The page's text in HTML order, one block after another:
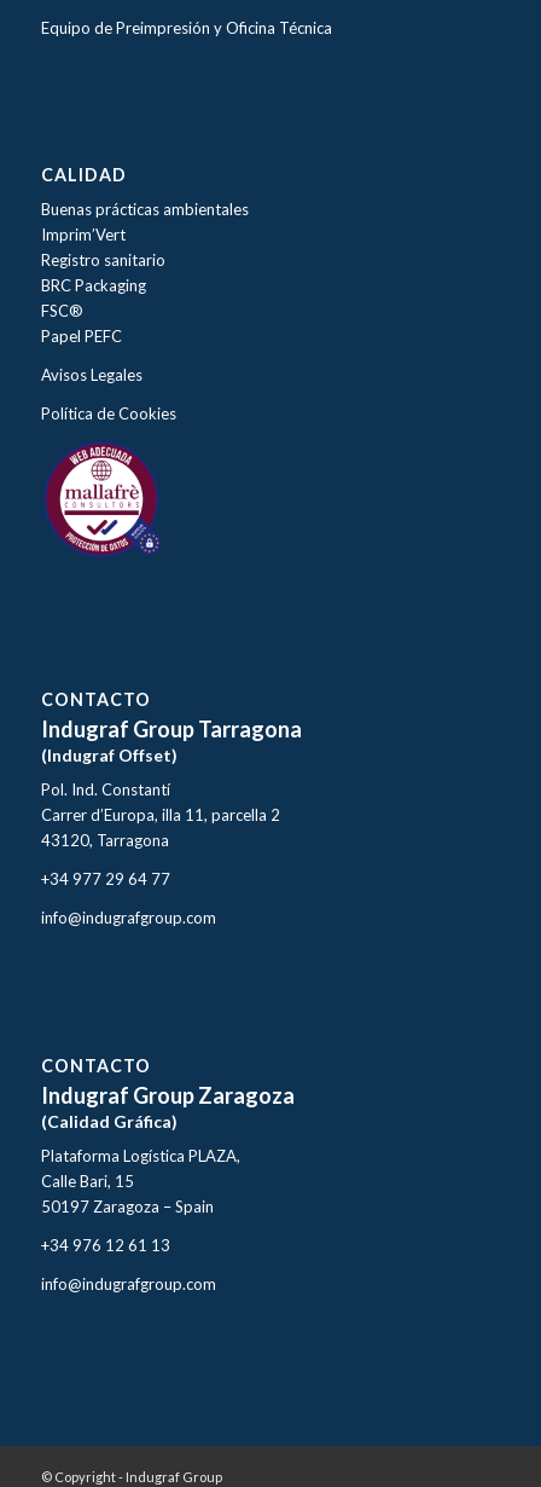
Equipo de Preimpresión y Oficina Técnica
CALIDAD
Buenas prácticas ambientales
Imprim’Vert
Registro sanitario
BRC Packaging
FSC®
Papel PEFC
Avisos Legales
Política de Cookies
CONTACTO
Indugraf Group Tarragona
(Indugraf Offset)
Pol. Ind. Constantí
Carrer d’Europa, illa 11, parcella 2
43120, Tarragona
+34 977 29 64 77
info@indugrafgroup.com
CONTACTO
Indugraf Group Zaragoza
(Calidad Gráfica)
Plataforma Logística PLAZA,
Calle Bari, 15
50197 Zaragoza – Spain
+34 976 12 61 13
info@indugrafgroup.com
© Copyright - Indugraf Group